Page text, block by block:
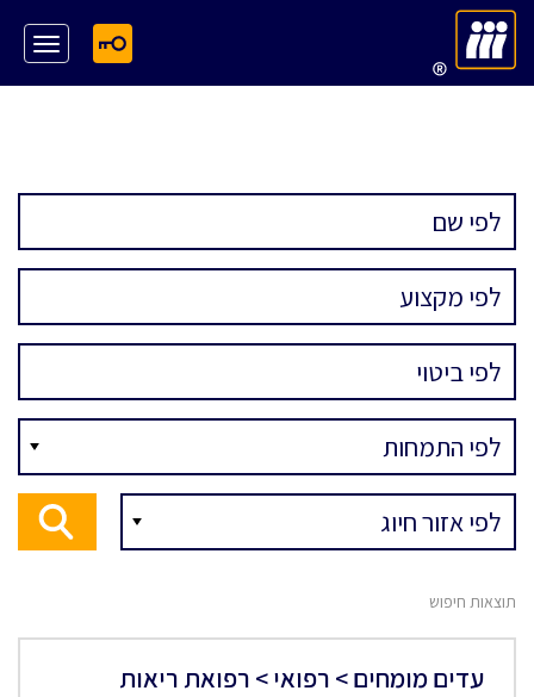
תוצאות חיפוש
עדים מומחים > רפואי > רפואת ריאות